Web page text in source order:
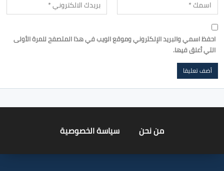
احفظ اسمي والبريد الإلكتروني وموقع الويب في هذا المتصفح للمرة الأولى
التي أعلق فيها.
من نحن سياسة الخصوصية